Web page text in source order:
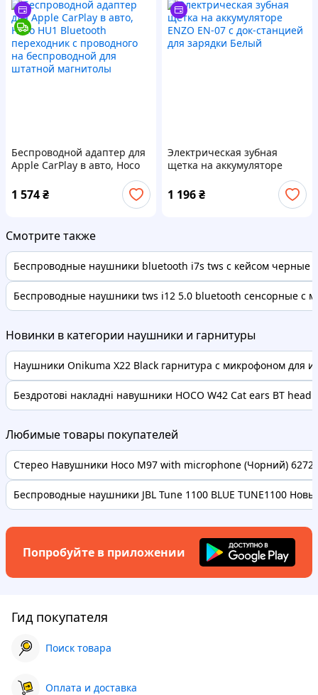
Беспроводной адаптер для
Apple CarPlay в авто, Hoco
HU1 Bluetooth переходник с
проводного на
беспроводной для штатной
1 574₴
Электрическая зубная
щетка на аккумуляторе
ENZO EN-07 с док-станцией
для зарядки Белый
1 196₴
Смотрите также
Беспроводные наушники bluetooth i7s tws с кейсом черные
Беспроводные наушники tws i12 5.0 bluetooth сенсорные с
Новинки в категории наушники и гарнитуры
Наушники Onikuma X22 Black гарнитура с микрофоном для
Бездротові накладні навушники HOCO W42 Cat ears BT
Любимые товары покупателей
Стерео Навушники Hoco M97 with microphone (Чорний)
Беспроводные наушники JBL Tune 1100 BLUE TUNE1100
Попробуйте в приложении
Гид покупателя
Поиск товара
Оплата и доставка